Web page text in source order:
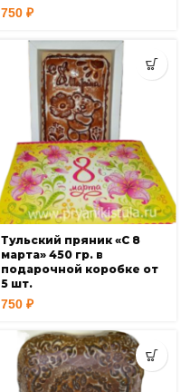
750 ₽
Тульский пряник «С 8
марта» 450 гр. в
подарочной коробке от
5 шт.
750 ₽